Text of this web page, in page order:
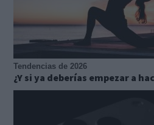
Tendencias de 2026
¿Y si ya deberías empezar a